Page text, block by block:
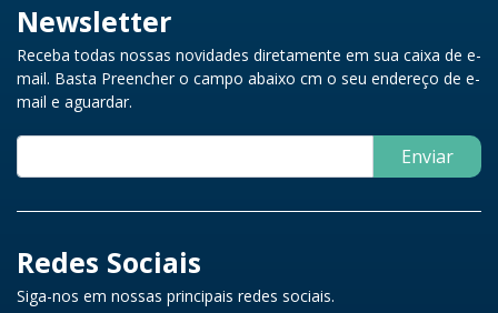
Newsletter
Receba todas nossas novidades diretamente em sua caixa de e-
mail. Basta Preencher o campo abaixo cm o seu endereço de e-
mail e aguardar.
Enviar
Redes Sociais
Siga-nos em nossas principais redes sociais.